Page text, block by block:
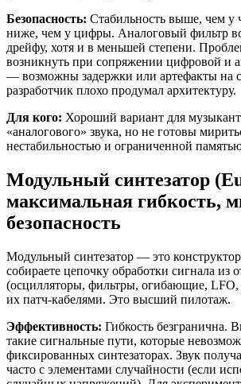
Безопасность: Стабильность выше, чем у
ниже, чем у цифры. Аналоговый фильтр
дрейфу, хотя и в меньшей степени.
возникнуть при сопряжении цифровой и
— возможны задержки или артефакты на
разработчик плохо продумал архитектуру.
Для кого: Хороший вариант для
«аналогового» звука, но не готовы
нестабильностью и ограниченной
Модульный синтезатор
максимальная гибкость,
безопасность
Модульный синтезатор — это
собираете цепочку обработки сигнала из
(осцилляторы, фильтры, огибающие, LFO,
их патч-кабелями. Это высший пилотаж.
Эффективность: Гибкость безгранична.
такие сигнальные пути, которые
фиксированных синтезаторах. Звук
часто с элементами случайности (если